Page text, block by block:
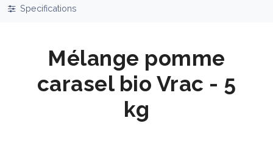
Specifications
Mélange pomme
carasel bio Vrac - 5
kg